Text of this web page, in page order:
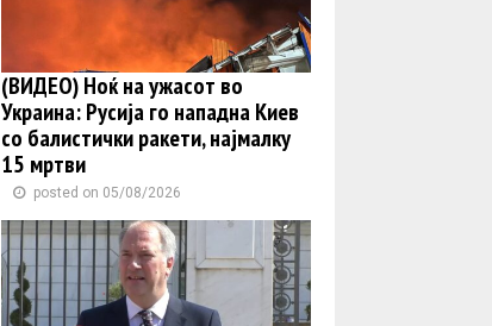
(ВИДЕО) Ноќ на ужасот во
Украина: Русија го нападна Киев
со балистички ракети, најмалку
15 мртви
posted on 05/08/2026